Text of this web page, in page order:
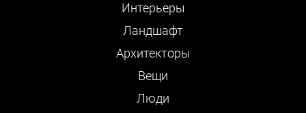
Интерьеры
Ландшафт
Архитекторы
Вещи
Люди